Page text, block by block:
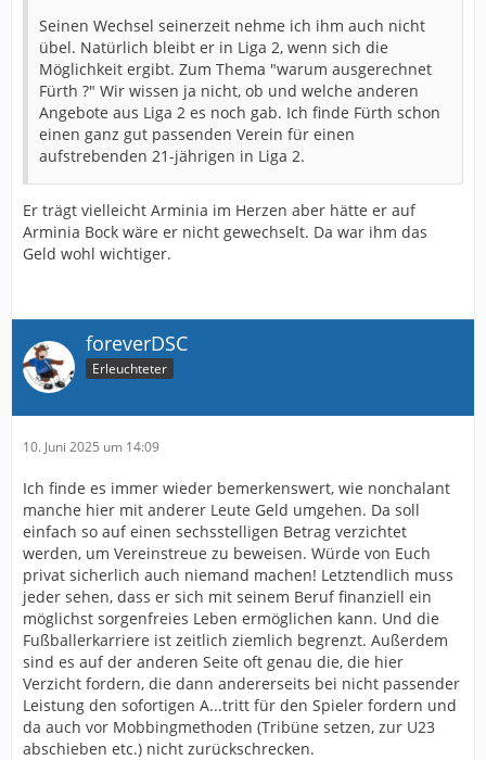
Seinen Wechsel seinerzeit nehme ich ihm auch nicht
übel. Natürlich bleibt er in Liga 2, wenn sich die
Möglichkeit ergibt. Zum Thema "warum ausgerechnet
Fürth ?" Wir wissen ja nicht, ob und welche anderen
Angebote aus Liga 2 es noch gab. Ich finde Fürth schon
einen ganz gut passenden Verein für einen
aufstrebenden 21-jährigen in Liga 2.
Er trägt vielleicht Arminia im Herzen aber hätte er auf
Arminia Bock wäre er nicht gewechselt. Da war ihm das
Geld wohl wichtiger.
foreverDSC
Erleuchteter
10. Juni 2025 um 14:09
Ich finde es immer wieder bemerkenswert, wie nonchalant
manche hier mit anderer Leute Geld umgehen. Da soll
einfach so auf einen sechsstelligen Betrag verzichtet
werden, um Vereinstreue zu beweisen. Würde von Euch
privat sicherlich auch niemand machen! Letztendlich muss
jeder sehen, dass er sich mit seinem Beruf finanziell ein
möglichst sorgenfreies Leben ermöglichen kann. Und die
Fußballerkarriere ist zeitlich ziemlich begrenzt. Außerdem
sind es auf der anderen Seite oft genau die, die hier
Verzicht fordern, die dann andererseits bei nicht passender
Leistung den sofortigen A...tritt für den Spieler fordern und
da auch vor Mobbingmethoden (Tribüne setzen, zur U23
abschieben etc.) nicht zurückschrecken.